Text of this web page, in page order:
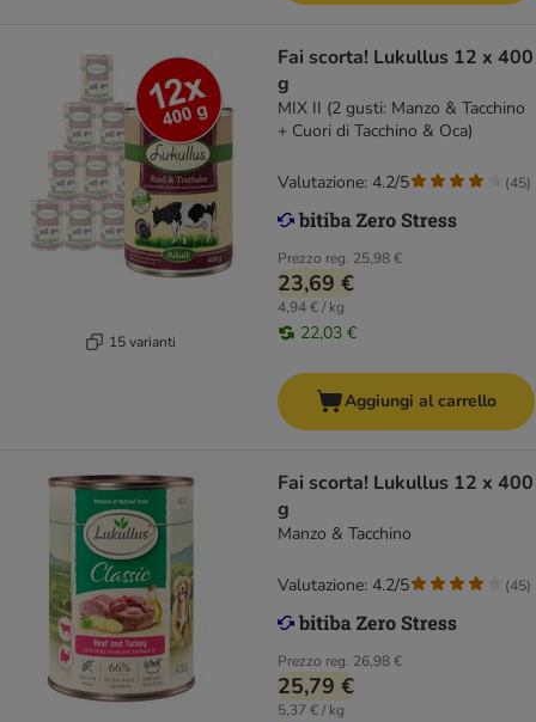
15 varianti
Fai scorta! Lukullus 12 x 400
g
MIX II (2 gusti: Manzo & Tacchino
+ Cuori di Tacchino & Oca)
Prezzo reg. 25,98 €
23,69 €
4,94 € / kg
22,03 €
Valutazione: 4.2/5 (45)
Aggiungi al carrello
Fai scorta! Lukullus 12 x 400
g
Manzo & Tacchino
Prezzo reg. 26,98 €
25,79 €
5,37 € / kg
Valutazione: 4.2/5 (45)